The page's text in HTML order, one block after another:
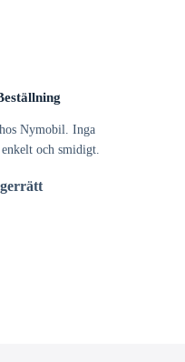
Nymobil. Inga
och smidigt.